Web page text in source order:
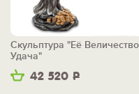
42 520 Р
Скульптура "Её Величество
Удача"